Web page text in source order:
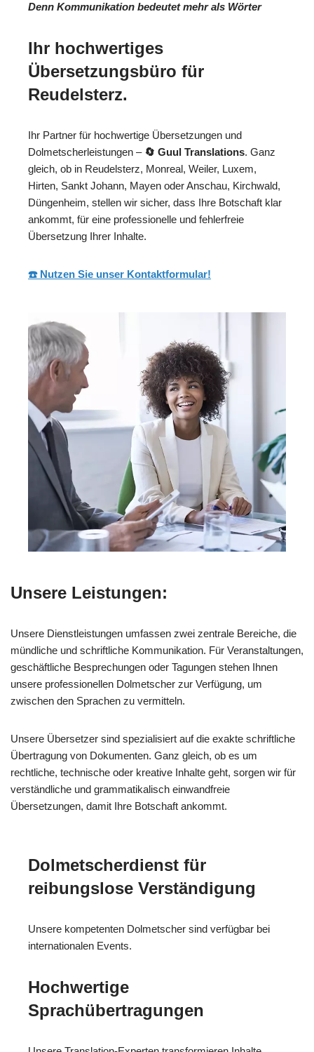
Denn Kommunikation bedeutet mehr als Wörter
Ihr hochwertiges
Übersetzungsbüro für
Reudelsterz.
Ihr Partner für hochwertige Übersetzungen und
Dolmetscherleistungen – 🔄 Guul Translations. Ganz
gleich, ob in Reudelsterz, Monreal, Weiler, Luxem,
Hirten, Sankt Johann, Mayen oder Anschau, Kirchwald,
Düngenheim, stellen wir sicher, dass Ihre Botschaft klar
ankommt, für eine professionelle und fehlerfreie
Übersetzung Ihrer Inhalte.
☎️ Nutzen Sie unser Kontaktformular!
Unsere Leistungen:
Unsere Dienstleistungen umfassen zwei zentrale Bereiche, die
mündliche und schriftliche Kommunikation. Für Veranstaltungen,
geschäftliche Besprechungen oder Tagungen stehen Ihnen
unsere professionellen Dolmetscher zur Verfügung, um
zwischen den Sprachen zu vermitteln.
Unsere Übersetzer sind spezialisiert auf die exakte schriftliche
Übertragung von Dokumenten. Ganz gleich, ob es um
rechtliche, technische oder kreative Inhalte geht, sorgen wir für
verständliche und grammatikalisch einwandfreie
Übersetzungen, damit Ihre Botschaft ankommt.
Dolmetscherdienst für
reibungslose Verständigung
Unsere kompetenten Dolmetscher sind verfügbar bei
internationalen Events.
Hochwertige
Sprachübertragungen